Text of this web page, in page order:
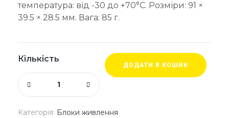
температура: від -30 до +70°C. Розміри: 91 ×
39.5 × 28.5 мм. Вага: 85 г.
Кількість
ДОДАТИ В КОШИК
Категорія: Блоки живлення